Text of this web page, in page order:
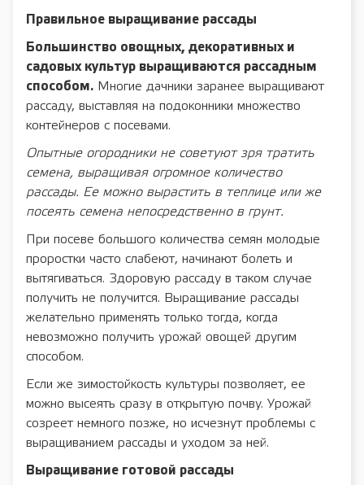
Правильное выращивание рассады
Большинство овощных, декоративных и
садовых культур выращиваются рассадным
способом. Многие дачники заранее выращивают
рассаду, выставляя на подоконники множество
контейнеров с посевами.
Опытные огородники не советуют зря тратить
семена, выращивая огромное количество
рассады. Ее можно вырастить в теплице или же
посеять семена непосредственно в грунт.
При посеве большого количества семян молодые
проростки часто слабеют, начинают болеть и
вытягиваться. Здоровую рассаду в таком случае
получить не получится. Выращивание рассады
желательно применять только тогда, когда
невозможно получить урожай овощей другим
способом.
Если же зимостойкость культуры позволяет, ее
можно высеять сразу в открытую почву. Урожай
созреет немного позже, но исчезнут проблемы с
выращиванием рассады и уходом за ней.
Выращивание готовой рассады